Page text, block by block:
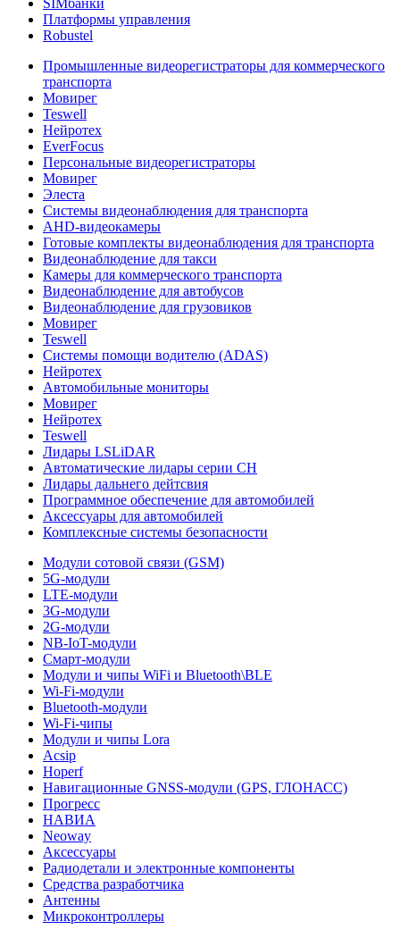
SIMбанки
Платформы управления
Robustel
Промышленные видеорегистраторы для коммерческого
транспорта
Мовирег
Teswell
Нейротех
EverFocus
Персональные видеорегистраторы
Мовирег
Элеста
Системы видеонаблюдения для транспорта
AHD-видеокамеры
Готовые комплекты видеонаблюдения для транспорта
Видеонаблюдение для такси
Камеры для коммерческого транспорта
Видеонаблюдение для автобусов
Видеонаблюдение для грузовиков
Мовирег
Teswell
Системы помощи водителю (ADAS)
Нейротех
Автомобильные мониторы
Мовирег
Нейротех
Teswell
Лидары LSLiDAR
Автоматические лидары серии CH
Лидары дальнего дейтсвия
Программное обеспечение для автомобилей
Аксессуары для автомобилей
Комплексные системы безопасности
Модули сотовой связи (GSM)
5G-модули
LTE-модули
3G-модули
2G-модули
NB-IoT-модули
Смарт-модули
Модули и чипы WiFi и Bluetooth\BLE
Wi-Fi-модули
Bluetooth-модули
Wi-Fi-чипы
Модули и чипы Lora
Acsip
Hoperf
Навигационные GNSS-модули (GPS, ГЛОНАСС)
Прогресс
НАВИА
Neoway
Аксессуары
Радиодетали и электронные компоненты
Средства разработчика
Антенны
Микроконтроллеры